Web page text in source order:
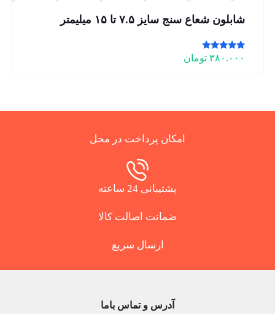
شابلون شعاع سنج سایز ۷.۵ تا ۱۵ میلیمتر
امتیاز
۳۸۰.۰۰۰ تومان
امکان پرداخت در محل
پشتیبانی 24 ساعته
ضمانت اصالت کالا
ارسال سریع
آدرس و تماس باما